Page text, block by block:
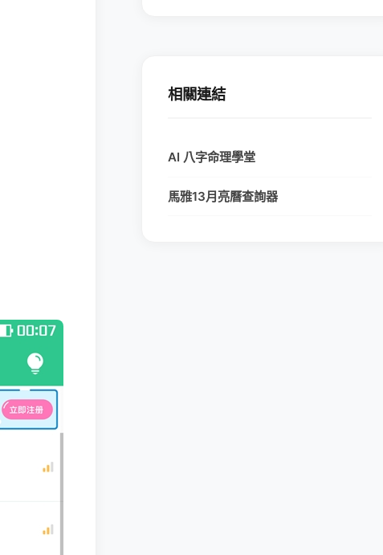
相關連結
AI 八字命理學堂
馬雅13月亮曆查詢器